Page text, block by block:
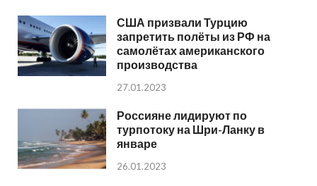
США призвали Турцию
запретить полёты из РФ на
самолётах американского
производства
27.01.2023
Россияне лидируют по
турпотоку на Шри-Ланку в
январе
26.01.2023